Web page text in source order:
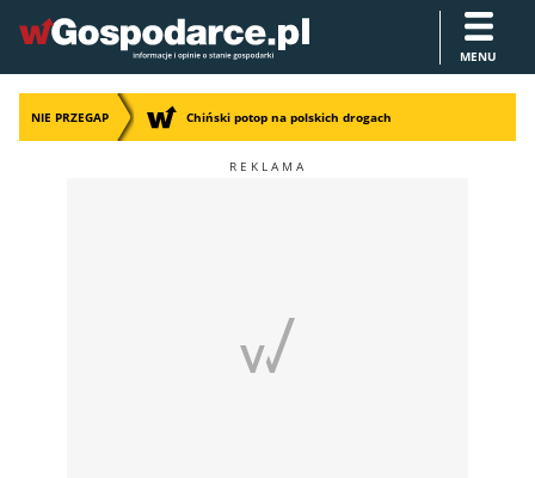
MENU
NIE PRZEGAP Chiński potop na polskich drogach